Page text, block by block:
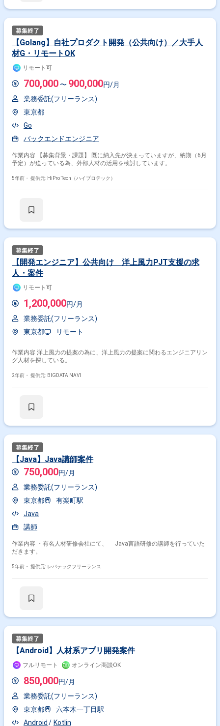
【Golang】自社プロダクト開発（公共向け）／大手人
材G・リモートOK
リモート可
700,000 〜 900,000円/月
業務委託(フリーランス)
東京都
Go
バックエンドエンジニア
作業内容 【募集背景・課題】 既に納入先が決まっていますが、納期（6月
予定）が迫っている為、外部人材の活用を検討しています。
5年前・ 提供元: HiPro Tech（ハイプロテック）
【開発エンジニア】公共向け 洋上風力PJT支援の求
人・案件
リモート可
1,200,000円/月
業務委託(フリーランス)
東京都
リモート
作業内容 洋上風力の提案の為に、洋上風力の提案に関わるエンジニアリン
グ人材を探している。
2年前・ 提供元: BIGDATA NAVI
【Java】Java講師案件
750,000円/月
業務委託(フリーランス)
東京都
有楽町駅
Java
講師
作業内容 ・有名人材研修会社にて、 Java言語研修の講師を行っていた
だきます。
5年前・ 提供元: レバテックフリーランス
【Android】人材系アプリ開発案件
フルリモート オンライン商談OK
850,000円/月
業務委託(フリーランス)
東京都
六本木一丁目駅
Android
Kotlin